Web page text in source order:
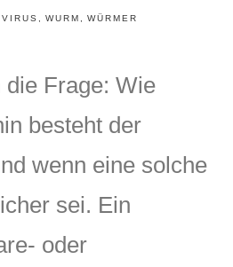
VIRUS WURM WÜRMER
die Frage: Wie
besteht der
wenn eine solche
sei. Ein
oder